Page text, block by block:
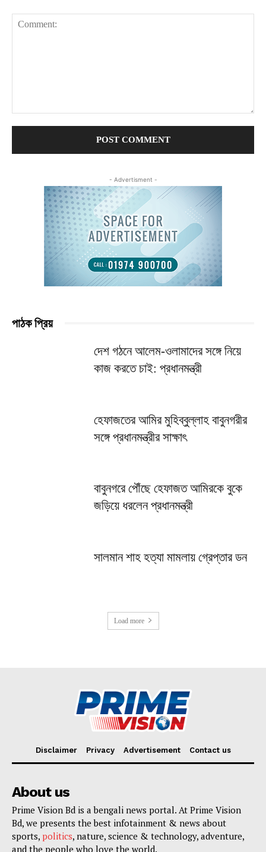
- Advertisment -
পাঠক প্রিয়
দেশ গঠনে আলেম-ওলামাদের সঙ্গে নিয়ে
কাজ করতে চাই: প্রধানমন্ত্রী
হেফাজতের আমির মুহিব্বুল্লাহ বাবুনগরীর
সঙ্গে প্রধানমন্ত্রীর সাক্ষাৎ
বাবুনগরে পৌঁছে হেফাজত আমিরকে বুকে
জড়িয়ে ধরলেন প্রধানমন্ত্রী
সালমান শাহ হত্যা মামলায় গ্রেপ্তার ডন
Load more
Disclaimer Privacy Advertisement Contact us
About us
Prime Vision Bd is a bengali news portal. At Prime Vision
Bd, we presents the best infotainment & news about
sports, politics, nature, science & technology, adventure,
and the people who love the world.